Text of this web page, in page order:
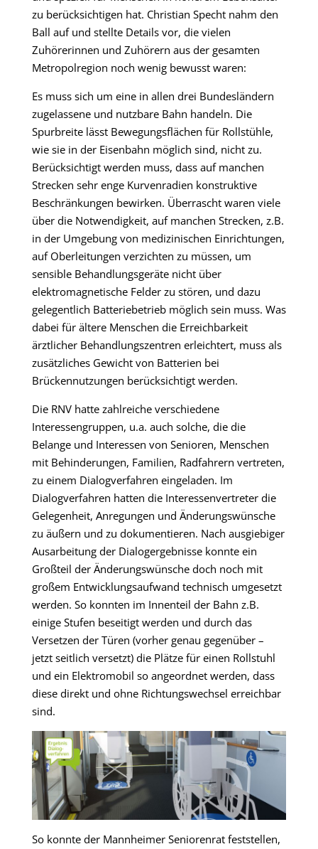
zu berücksichtigen hat. Christian Specht nahm den
Ball auf und stellte Details vor, die vielen
Zuhörerinnen und Zuhörern aus der gesamten
Metropolregion noch wenig bewusst waren:
Es muss sich um eine in allen drei Bundesländern
zugelassene und nutzbare Bahn handeln. Die
Spurbreite lässt Bewegungsflächen für Rollstühle,
wie sie in der Eisenbahn möglich sind, nicht zu.
Berücksichtigt werden muss, dass auf manchen
Strecken sehr enge Kurvenradien konstruktive
Beschränkungen bewirken. Überrascht waren viele
über die Notwendigkeit, auf manchen Strecken, z.B.
in der Umgebung von medizinischen Einrichtungen,
auf Oberleitungen verzichten zu müssen, um
sensible Behandlungsgeräte nicht über
elektromagnetische Felder zu stören, und dazu
gelegentlich Batteriebetrieb möglich sein muss. Was
dabei für ältere Menschen die Erreichbarkeit
ärztlicher Behandlungszentren erleichtert, muss als
zusätzliches Gewicht von Batterien bei
Brückennutzungen berücksichtigt werden.
Die RNV hatte zahlreiche verschiedene
Interessengruppen, u.a. auch solche, die die
Belange und Interessen von Senioren, Menschen
mit Behinderungen, Familien, Radfahrern vertreten,
zu einem Dialogverfahren eingeladen. Im
Dialogverfahren hatten die Interessenvertreter die
Gelegenheit, Anregungen und Änderungswünsche
zu äußern und zu dokumentieren. Nach ausgiebiger
Ausarbeitung der Dialogergebnisse konnte ein
Großteil der Änderungswünsche doch noch mit
großem Entwicklungsaufwand technisch umgesetzt
werden. So konnten im Innenteil der Bahn z.B.
einige Stufen beseitigt werden und durch das
Versetzen der Türen (vorher genau gegenüber –
jetzt seitlich versetzt) die Plätze für einen Rollstuhl
und ein Elektromobil so angeordnet werden, dass
diese direkt und ohne Richtungswechsel erreichbar
sind.
So konnte der Mannheimer Seniorenrat feststellen,